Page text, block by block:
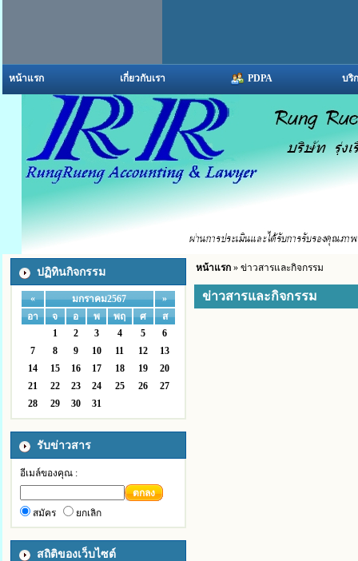
หน้าแรก เกี่ยวกับเรา PDPA บริ
ปฏิทินกิจกรรม
« มกราคม2567
»
อา
จ อ พ พฤ ศ
ส
1
2 3 4 5
6
7
8 9 10 11 12
13
14
15 16 17 18 19
20
21
22 23 24 25 26
27
28
29 30 31
รับข่าวสาร
อีเมล์ของคุณ :
ตกลง
สมัคร
ยกเลิก
สถิติของเว็บไซต์
หน้าแรก» ข่าวสารและกิจกรรม
ข่าวสารและกิจกรรม